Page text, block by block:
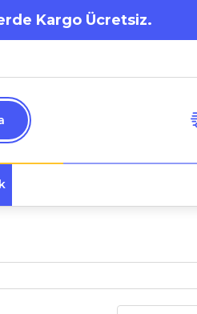
Kargo Ücretsiz.